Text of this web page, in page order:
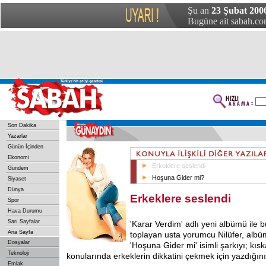
Şu an 23 Şubat
Bugüne ait
Son Dakika
Yazarlar
Günün İçinden
Ekonomi
Gündem
Siyaset
Dünya
Spor
Hava Durumu
Sarı Sayfalar
Ana Sayfa
Dosyalar
Teknoloji
Emlak
Erkeklere seslendi
Hoşuna Gider mi?
Erkeklere seslendi
'Karar Verdim' adlı yeni albümü ile
toplayan usta yorumcu Nilüfer,
'Hoşuna Gider mi' isimli şarkıyı;
konularında erkeklerin dikkatini çekmek için yazdığını